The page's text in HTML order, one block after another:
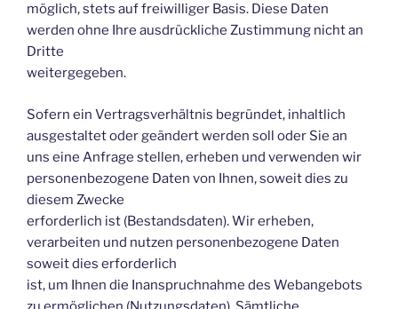
möglich, stets auf freiwilliger Basis. Diese Daten
werden ohne Ihre ausdrückliche Zustimmung nicht an
Dritte
weitergegeben.
Sofern ein Vertragsverhältnis begründet, inhaltlich
ausgestaltet oder geändert werden soll oder Sie an
uns eine Anfrage stellen, erheben und verwenden wir
personenbezogene Daten von Ihnen, soweit dies zu
diesem Zwecke
erforderlich ist (Bestandsdaten). Wir erheben,
verarbeiten und nutzen personenbezogene Daten
soweit dies erforderlich
ist, um Ihnen die Inanspruchnahme des Webangebots